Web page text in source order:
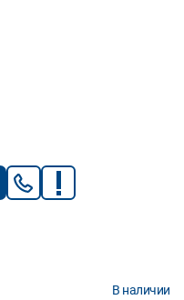
В наличии